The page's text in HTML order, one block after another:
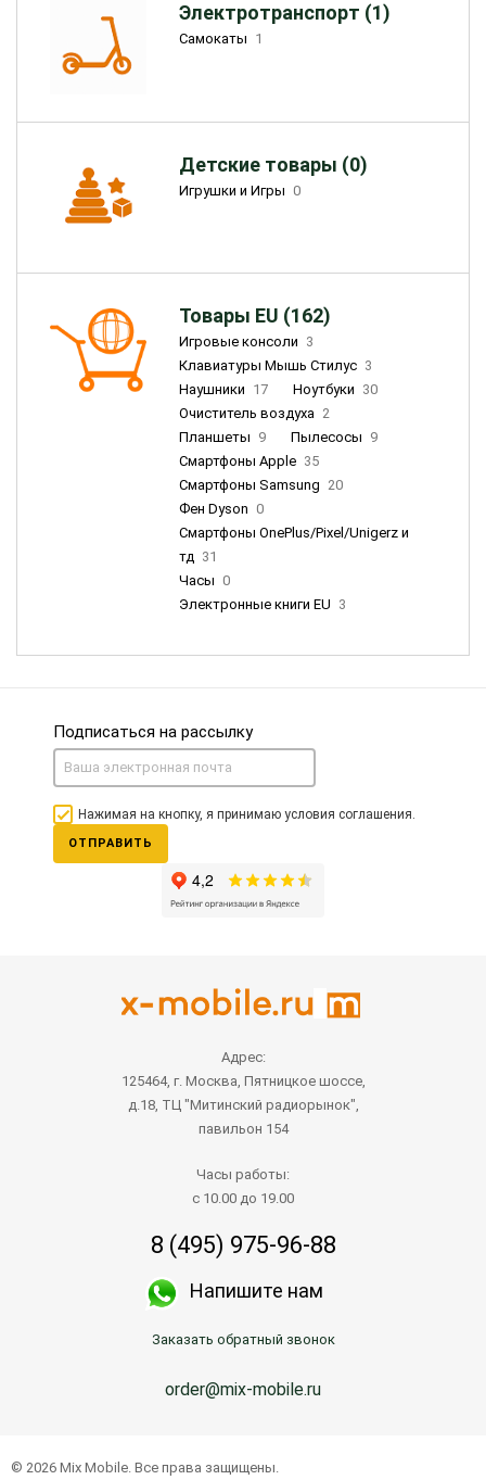
Электротранспорт (1)
Самокаты 1
Детские товары (0)
Игрушки и Игры 0
Товары EU (162)
Игровые консоли 3
Клавиатуры Мышь Стилус 3
Наушники 17 Ноутбуки 30
Очиститель воздуха 2
Планшеты 9 Пылесосы 9
Смартфоны Apple 35
Смартфоны Samsung 20
Фен Dyson 0
Смартфоны OnePlus/Pixel/Unigerz и
тд 31
Часы 0
Электронные книги EU 3
Подписаться на рассылку
Нажимая на кнопку, я принимаю условия соглашения.
ОТПРАВИТЬ
Адрес:
125464, г. Москва, Пятницкое шоссе,
д.18, ТЦ "Митинский радиорынок",
павильон 154
Часы работы:
с 10.00 до 19.00
8 (495) 975-96-88
Напишите нам
Заказать обратный звонок
order@mix-mobile.ru
© 2026 Mix Mobile. Все права защищены.